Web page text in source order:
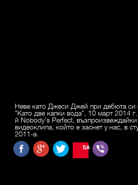
Неве като Джеси Джей при дебюта си
"Като две капки вода", 10 март 2014
й Nobody's Perfect,
видеоклипа, който е заснет у нас, в
2011-а.
SAVE